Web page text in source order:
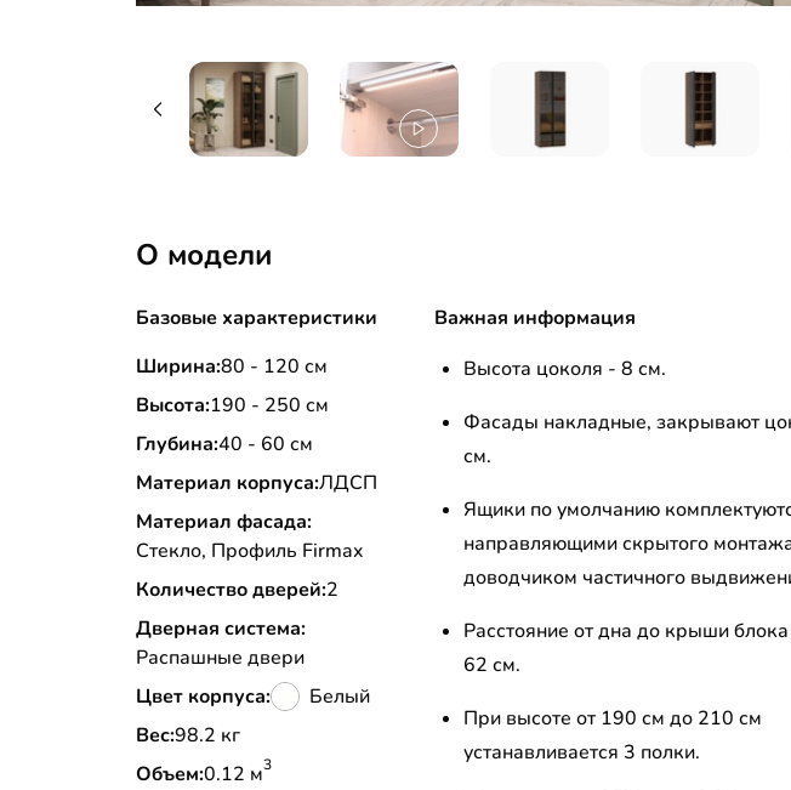
О модели
Базовые характеристики
Ширина:80 - 120 см
Высота:190 - 250 см
Глубина:40 - 60 см
Материал корпуса:ЛДСП
Материал фасада:
Стекло, Профиль Firmax
Количество дверей:2
Дверная система:
Распашные двери
Цвет корпуса:
Белый
Вес:
98.2 кг
Объем:
0.12 м3
Важная информация
Высота цоколя - 8 см.
Фасады накладные, закрывают
см.
Ящики по умолчанию
направляющими скрытого
доводчиком частичного
Расстояние от дна до крыши
62 см.
При высоте от 190 см до 210 см
устанавливается 3 полки.